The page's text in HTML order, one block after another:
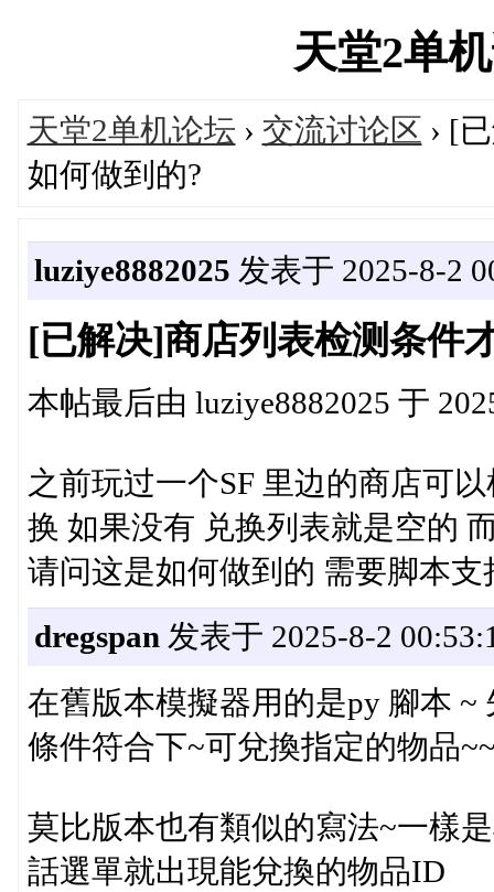
天堂2单
天堂2单机论坛 › 交流讨论区 › [
如何做到的?
luziye8882025 发表于 2025-8-2
[已解决]商店列表检测条件
本帖最后由 luziye8882025 于
之前玩过一个SF 里边的商店可
换 如果没有 兑换列表就是空的
请问这是如何做到的 需要脚本
dregspan 发表于 2025-8-2
在舊版本模擬器用的是py 腳本
條件符合下~可兌換指定的物品
莫比版本也有類似的寫法~一樣
話選單就出現能兌換的物品ID